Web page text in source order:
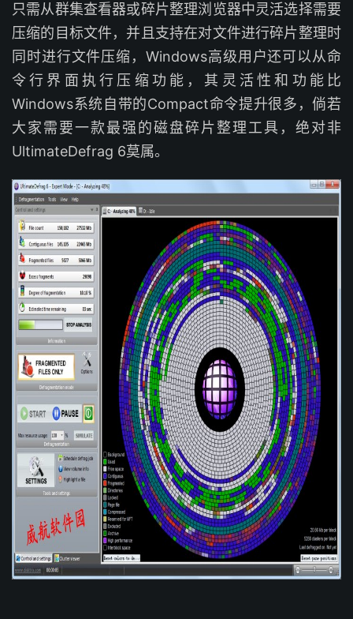
只需从群集查看器或碎片整理浏览器中灵活选择需要
压缩的目标文件，并且支持在对文件进行碎片整理时
同时进行文件压缩，Windows高级用户还可以从命
令行界面执行压缩功能，其灵活性和功能比
Windows系统自带的Compact命令提升很多，倘若
大家需要一款最强的磁盘碎片整理工具，绝对非
UltimateDefrag 6莫属。